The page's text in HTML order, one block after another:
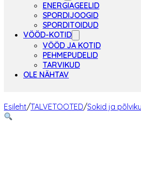
ENERGIAGEELID
SPORDIJOOGID
SPORDITOIDUD
VÖÖD-KOTID
VÖÖD JA KOTID
PEHMEPUDELID
TARVIKUD
OLE NÄHTAV
Esileht/TALVETOOTED/Sokid ja